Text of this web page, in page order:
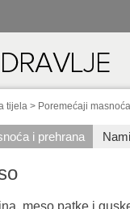
tijela > Poremećaji masnoća
i prehrana
meso patke i